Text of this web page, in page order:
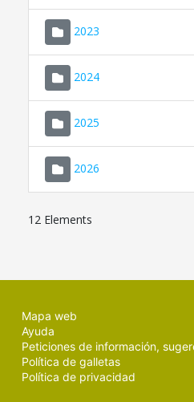
2023
2024
2025
2026
12 Elements
Mapa web
Ayuda
Peticiones de información,
Política de galletas
Política de privacidad